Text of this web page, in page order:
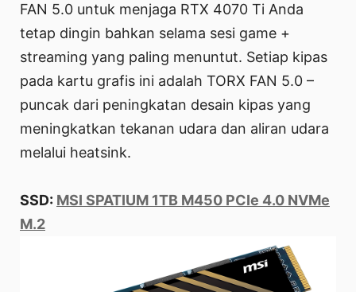
FAN 5.0 untuk menjaga RTX 4070 Ti Anda
tetap dingin bahkan selama sesi game +
streaming yang paling menuntut. Setiap kipas
pada kartu grafis ini adalah TORX FAN 5.0 –
puncak dari peningkatan desain kipas yang
meningkatkan tekanan udara dan aliran udara
melalui heatsink.
SSD: MSI SPATIUM 1TB M450 PCIe 4.0 NVMe
M.2